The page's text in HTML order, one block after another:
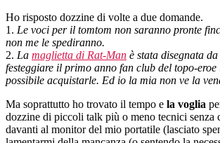
Ho risposto dozzine di volte a due domande.
1. Le voci per il tomtom non saranno pronte
non me le spediranno.
2. La maglietta di Rat-Man è stata disegnata
festeggiare il primo anno fan club del topo-eroe
possibile acquistarle. Ed io la mia non ve la
Ma soprattutto ho trovato il tempo e la voglia
dozzine di piccoli talk più o meno tecnici senza
davanti al monitor del mio portatile (lasciato